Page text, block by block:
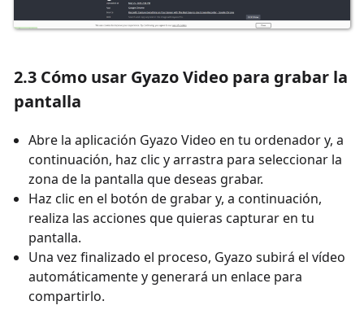
2.3 Cómo usar Gyazo Video para grabar la
pantalla
Abre la aplicación Gyazo Video en tu ordenador y, a
continuación, haz clic y arrastra para seleccionar la
zona de la pantalla que deseas grabar.
Haz clic en el botón de grabar y, a continuación,
realiza las acciones que quieras capturar en tu
pantalla.
Una vez finalizado el proceso, Gyazo subirá el vídeo
automáticamente y generará un enlace para
compartirlo.